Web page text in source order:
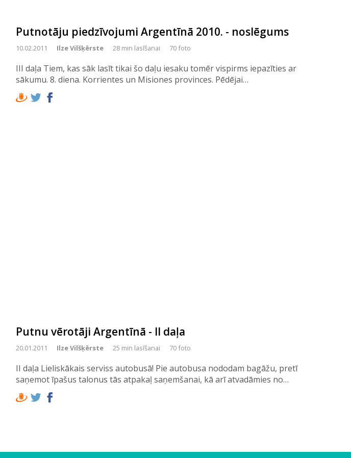
Putnotāju piedzīvojumi Argentīnā 2010. - noslēgums
10.02.2011 Ilze Vilšķērste 28 min lasīšanai 70 foto
III daļa Tiem, kas sāk lasīt tikai šo daļu iesaku tomēr vispirms iepazīties ar
sākumu. 8. diena. Korrientes un Misiones provinces. Pēdējai…
Putnu vērotāji Argentīnā - II daļa
20.01.2011 Ilze Vilšķērste 25 min lasīšanai 70 foto
II daļa Lieliskākais serviss autobusā! Pie autobusa nododam bagāžu, pretī
saņemot īpašus talonus tās atpakaļ saņemšanai, kā arī atvadāmies no…